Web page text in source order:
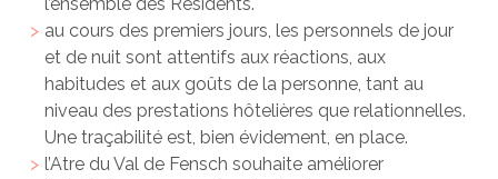
au cours des premiers jours, les personnels de jour
et de nuit sont attentifs aux réactions, aux
habitudes et aux goûts de la personne, tant au
niveau des prestations hôtelières que relationnelles.
Une traçabilité est, bien évidement, en place.
l’Atre du Val de Fensch souhaite améliorer